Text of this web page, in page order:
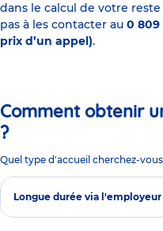
dans le calcul de votre
pas à les contacter au 0 809
prix d’un appel).
Comment obtenir
?
Quel type d'accueil cherchez-
Longue durée via l'employeur